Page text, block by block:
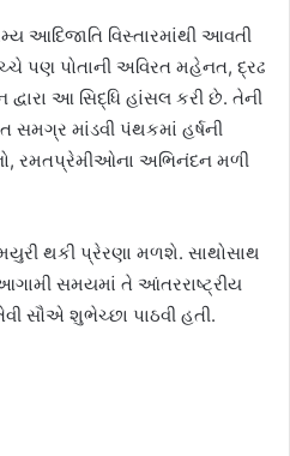
આદિજાતિ વિસ્તારમાંથી આવતી
પણ પોતાની અવિરત મહેનત, દ્રઢ
આ સિદ્ધિ હાંસલ કરી છે. તેની
માંડવી પંથકમાં હર્ષની
રમતપ્રેમીઓના અભિનંદન મળી
થકી પ્રેરણા મળશે. સાથોસાથ
સમયમાં તે આંતરરાષ્ટ્રીય
સૌએ શુભેચ્છા પાઠવી હતી.